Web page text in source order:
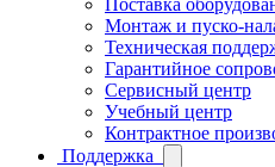
Поставка
Монтаж и пуско-
Техническая
Гарантийное
Сервисный центр
Учебный центр
Контрактное
Поддержка